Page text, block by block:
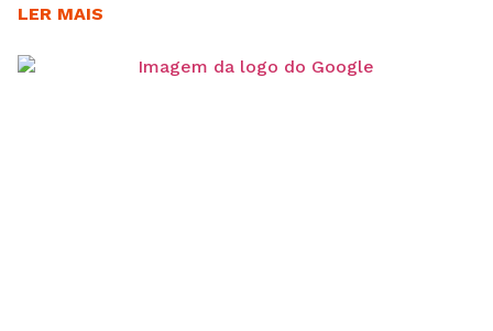
considerando integrações, observabilidade, custos
vai além de escolher um modelo de linguagem ou
LER MAIS